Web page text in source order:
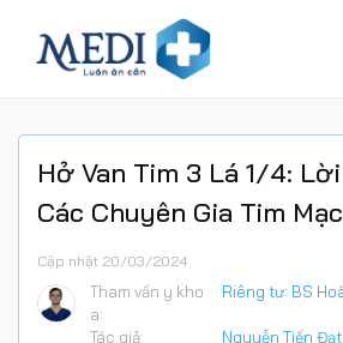
Hở Van Tim 3 Lá 1/4:
Các Chuyên Gia Tim
Cập nhật 20/03/2024
Tham vấn y kho
a:
Riêng tư: BS
Tác giả:
Nguyễn Tiến Đạt